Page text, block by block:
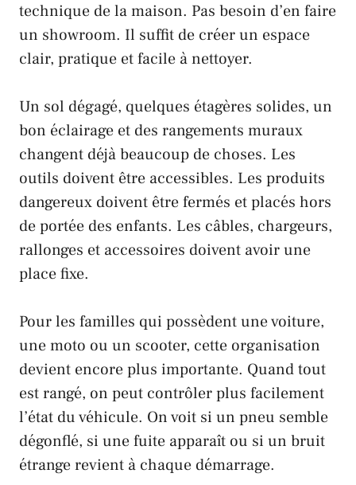
technique de la maison. Pas besoin d’en faire
un showroom. Il suffit de créer un espace
clair, pratique et facile à nettoyer.
Un sol dégagé, quelques étagères solides, un
bon éclairage et des rangements muraux
changent déjà beaucoup de choses. Les
outils doivent être accessibles. Les produits
dangereux doivent être fermés et placés hors
de portée des enfants. Les câbles, chargeurs,
rallonges et accessoires doivent avoir une
place fixe.
Pour les familles qui possèdent une voiture,
une moto ou un scooter, cette organisation
devient encore plus importante. Quand tout
est rangé, on peut contrôler plus facilement
l’état du véhicule. On voit si un pneu semble
dégonflé, si une fuite apparaît ou si un bruit
étrange revient à chaque démarrage.